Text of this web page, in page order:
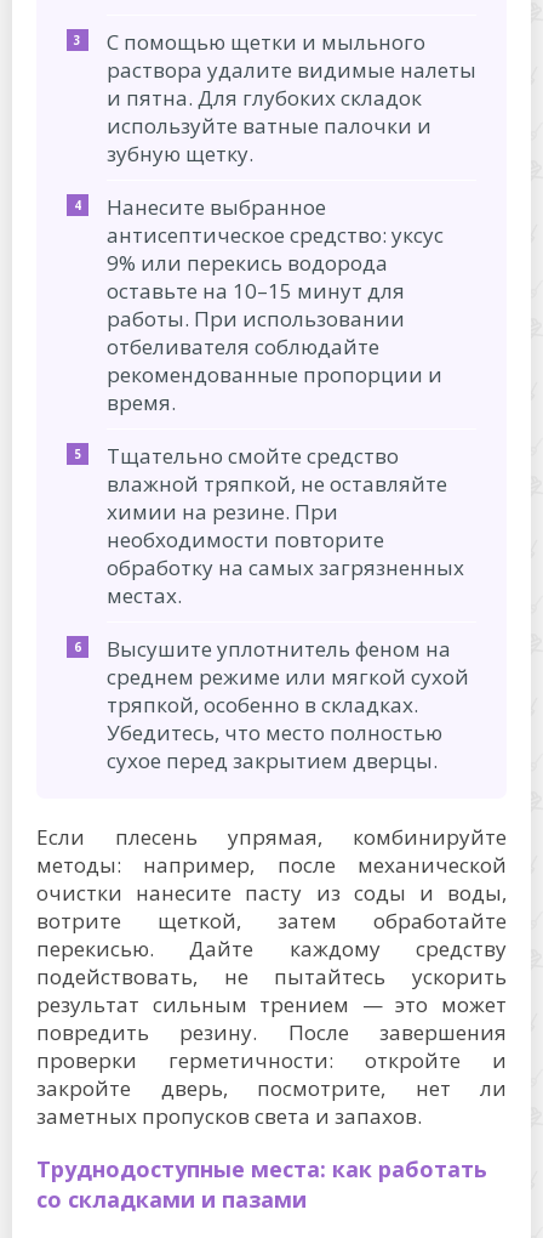
С помощью щетки и мыльного
раствора удалите видимые налеты
и пятна. Для глубоких складок
используйте ватные палочки и
зубную щетку.
Нанесите выбранное
антисептическое средство: уксус
9% или перекись водорода
оставьте на 10–15 минут для
работы. При использовании
отбеливателя соблюдайте
рекомендованные пропорции и
время.
Тщательно смойте средство
влажной тряпкой, не оставляйте
химии на резине. При
необходимости повторите
обработку на самых загрязненных
местах.
Высушите уплотнитель феном на
среднем режиме или мягкой сухой
тряпкой, особенно в складках.
Убедитесь, что место полностью
сухое перед закрытием дверцы.
Если плесень упрямая, комбинируйте
методы: например, после механической
очистки нанесите пасту из соды и воды,
вотрите щеткой, затем обработайте
перекисью. Дайте каждому средству
подействовать, не пытайтесь ускорить
результат сильным трением — это может
повредить резину. После завершения
проверки герметичности: откройте и
закройте дверь, посмотрите, нет ли
заметных пропусков света и запахов.
Труднодоступные места: как работать
со складками и пазами